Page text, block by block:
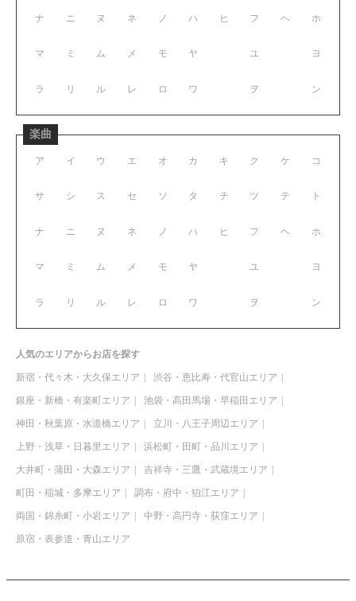
ナ ニ ヌ ネ ノ
マ ミ ム メ モ
ラ リ ル レ ロ
ハ ヒ フ ヘ ホ
ヤ ユ ヨ
ワ ヲ ン
楽曲
ア イ ウ エ オ
サ シ ス セ ソ
ナ ニ ヌ ネ ノ
マ ミ ム メ モ
ラ リ ル レ ロ
カ キ ク ケ コ
タ チ ツ テ ト
ハ ヒ フ ヘ ホ
ヤ ユ ヨ
ワ ヲ ン
人気のエリアからお店を探す
新宿・代々木・大久保エリア 渋谷・恵比寿・代官山エリア
銀座・新橋・有楽町エリア 池袋・高田馬場・早稲田エリア
神田・秋葉原・水道橋エリア 立川・八王子周辺エリア
上野・浅草・日暮里エリア 浜松町・田町・品川エリア
大井町・蒲田・大森エリア 吉祥寺・三鷹・武蔵境エリア
町田・稲城・多摩エリア 調布・府中・狛江エリア
両国・錦糸町・小岩エリア 中野・高円寺・荻窪エリア
原宿・表参道・青山エリア